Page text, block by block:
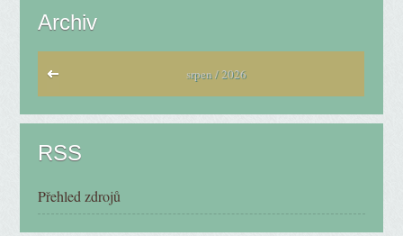
Archiv
srpen / 2026
RSS
Přehled zdrojů